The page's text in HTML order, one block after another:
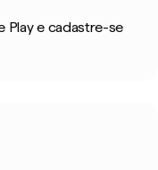
Play e cadastre-se